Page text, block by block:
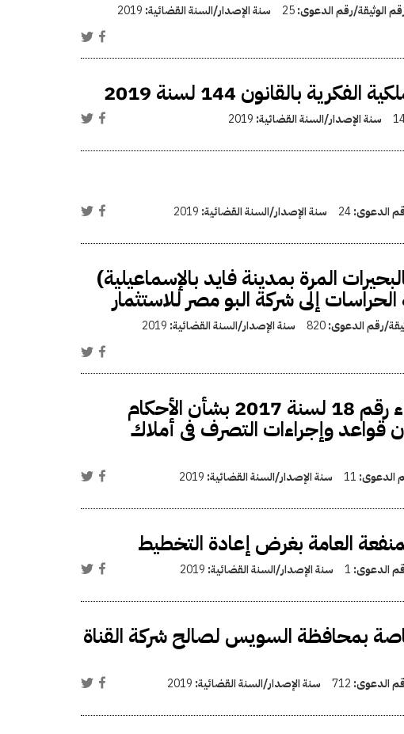
الوثيقة/رقم الدعوى:25 سنة الإصدار/السنة القضائية: 2019
بالقانون 144 لسنة 2019
سنة الإصدار/السنة القضائية: 2019
الدعوى:24 سنة الإصدار/السنة القضائية: 2019
المرة بمدينة فايد بالإسماعيلية)
إلى شركة البو مصر للاستثمار
رقم الدعوى:820 سنة الإصدار/السنة القضائية: 2019
تعديل بعض أحكام قرار رئيس مجلس الوزراء رقم 18 لسنة 2017 بشأن الأحكام
للقانون رقم 144 لسنة 2017 بشأن قواعد وإجراءات التصرف فى أملاك
الدعوى: 11 سنة الإصدار/السنة القضائية: 2019
العامة بغرض إعادة التخطيط
الدعوى: 1 سنة الإصدار/السنة القضائية: 2019
بمحافظة السويس لصالح شركة القناة
الدعوى: 712 سنة الإصدار/السنة القضائية: 2019